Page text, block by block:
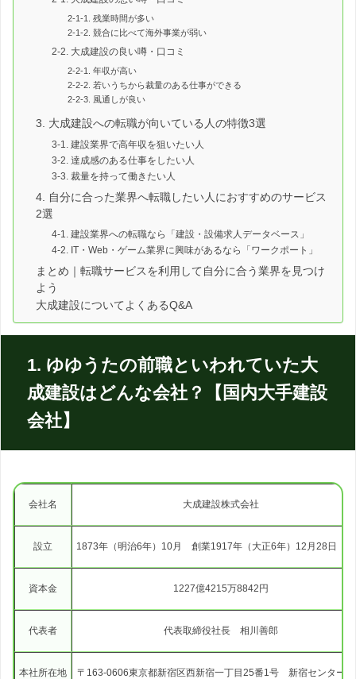
2-1-1. 残業時間が多い
2-1-2. 競合に比べて海外事業が弱い
2-2. 大成建設の良い噂・口コミ
2-2-1. 年収が高い
2-2-2. 若いうちから裁量のある仕事ができる
2-2-3. 風通しが良い
3. 大成建設への転職が向いている人の特徴3選
3-1. 建設業界で高年収を狙いたい人
3-2. 達成感のある仕事をしたい人
3-3. 裁量を持って働きたい人
4. 自分に合った業界へ転職したい人におすすめのサービス
2選
4-1. 建設業界への転職なら「建設・設備求人データベース」
4-2. IT・Web・ゲーム業界に興味があるなら「ワークポート」
まとめ｜転職サービスを利用して自分に合う業界を見つけ
よう
大成建設についてよくあるQ&A
1. ゆゆうたの前職といわれていた大
成建設はどんな会社？【国内大手建設
会社】
会社名 大成建設株式会社
設立 1873年（明治6年）10月 創業1917年（大正6年）12月28日
資本金 1227億4215万8842円
代表者 代表取締役社長 相川善郎
本社所在地 〒163-0606東京都新宿区西新宿一丁目25番1号 新宿センター